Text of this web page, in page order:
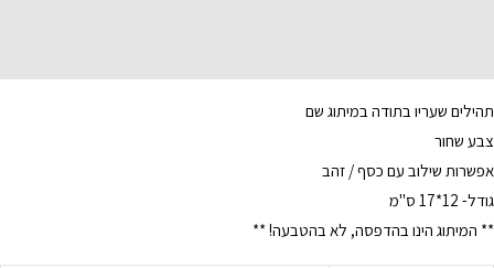
תהילים שעריו בתודה במיתוג שם
צבע שחור
אפשרות שילוב עם כסף / זהב
גודל- 12*17 ס"מ
** המיתוג הינו בהדפסה, לא בהטבעה! **